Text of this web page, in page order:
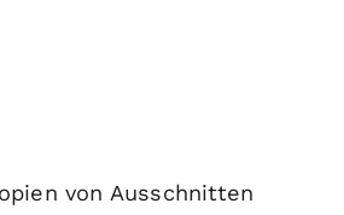
von Ausschnitten